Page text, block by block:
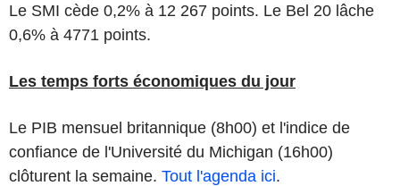
Le SMI cède 0,2% à 12 267 points. Le Bel 20 lâche
0,6% à 4771 points.
Les temps forts économiques du jour
Le PIB mensuel britannique (8h00) et l'indice de
confiance de l'Université du Michigan (16h00)
clôturent la semaine. Tout l'agenda ici.